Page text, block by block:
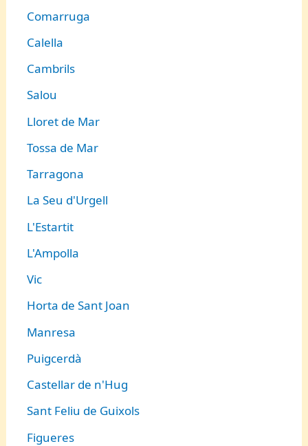
Comarruga
Calella
Cambrils
Salou
Lloret de Mar
Tossa de Mar
Tarragona
La Seu d'Urgell
L'Estartit
L'Ampolla
Vic
Horta de Sant Joan
Manresa
Puigcerdà
Castellar de n'Hug
Sant Feliu de Guixols
Figueres